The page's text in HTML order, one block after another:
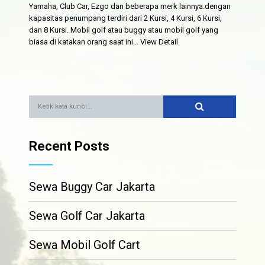
Yamaha, Club Car, Ezgo dan beberapa merk lainnya.dengan
kapasitas penumpang terdiri dari 2 Kursi, 4 Kursi, 6 Kursi,
dan 8 Kursi. Mobil golf atau buggy atau mobil golf yang
biasa di katakan orang saat ini…View Detail
Recent Posts
Sewa Buggy Car Jakarta
Sewa Golf Car Jakarta
Sewa Mobil Golf Cart